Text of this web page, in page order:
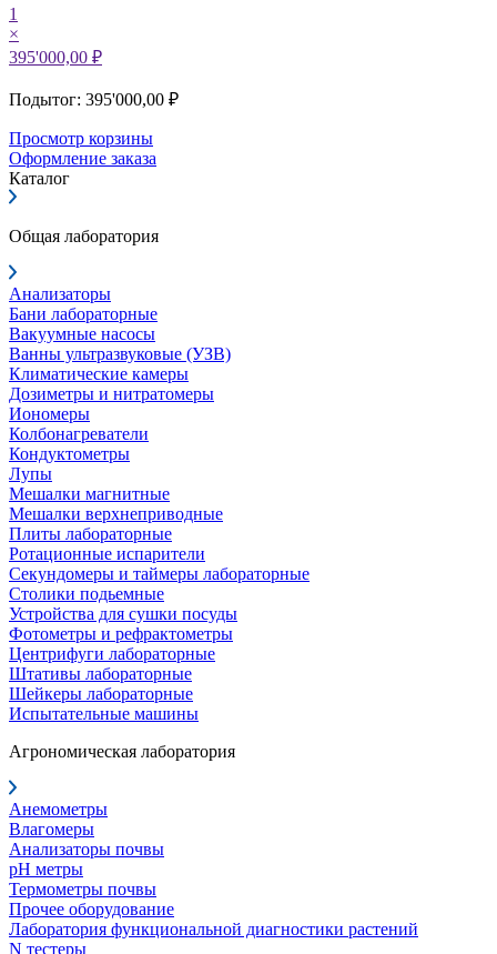
1
×
395'000,00 ₽
Подытог: 395'000,00 ₽
Просмотр корзины
Оформление заказа
Каталог
Общая лаборатория
Анализаторы
Бани лабораторные
Вакуумные насосы
Ванны ультразвуковые (УЗВ)
Климатические камеры
Дозиметры и нитратомеры
Иономеры
Колбонагреватели
Кондуктометры
Лупы
Мешалки магнитные
Мешалки верхнеприводные
Плиты лабораторные
Ротационные испарители
Секундомеры и таймеры лабораторные
Столики подьемные
Устройства для сушки посуды
Фотометры и рефрактометры
Центрифуги лабораторные
Штативы лабораторные
Шейкеры лабораторные
Испытательные машины
Агрономическая лаборатория
Анемометры
Влагомеры
Анализаторы почвы
pH метры
Термометры почвы
Прочее оборудование
Лаборатория функциональной диагностики растений
N тестеры